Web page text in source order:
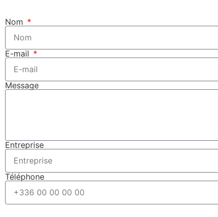
Nom
E-mail
Message
Entreprise
Téléphone